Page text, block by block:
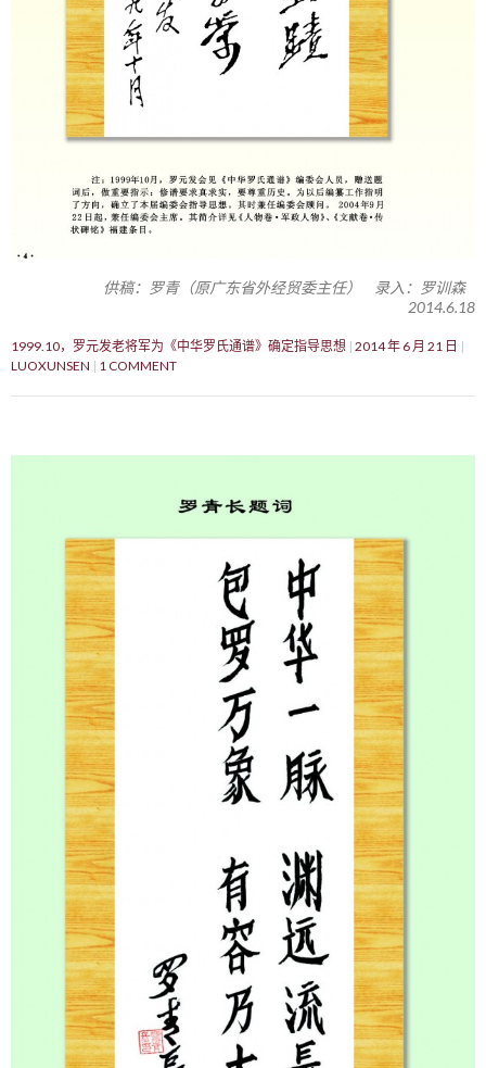
供稿：罗青（原广东省外经贸委主任） 录入：罗训森
2014.6.18
1999.10，罗元发老将军为《中华罗氏通谱》确定指导思想 2014 年 6 月 21 日
LUOXUNSEN
1 COMMENT